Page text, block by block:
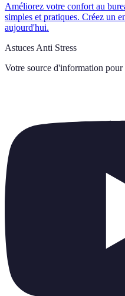
Améliorez votre confort au
simples et pratiques. Créez un
aujourd'hui.
Astuces Anti Stress
Votre source d'information pour